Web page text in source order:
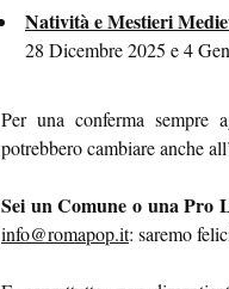
Natività e Mestieri
28 Dicembre 2025 e 4
Per una conferma sempre
potrebbero cambiare anche
Sei un Comune o una Pro
info@romapop.it: saremo